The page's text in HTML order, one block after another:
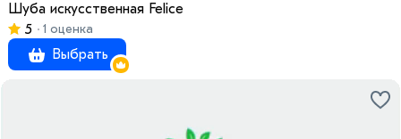
Шуба искусственная Felice
5
1 оценка
Выбрать